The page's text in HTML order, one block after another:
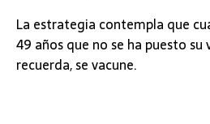
La estrategia contempla que
49 años que no se ha puesto su
recuerda, se vacune.